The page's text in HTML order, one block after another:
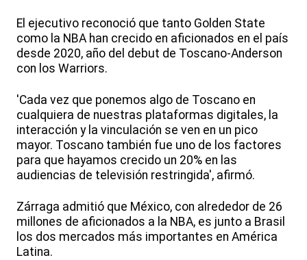
El ejecutivo reconoció que tanto Golden State
como la NBA han crecido en aficionados en el país
desde 2020, año del debut de Toscano-Anderson
con los Warriors.
'Cada vez que ponemos algo de Toscano en
cualquiera de nuestras plataformas digitales, la
interacción y la vinculación se ven en un pico
mayor. Toscano también fue uno de los factores
para que hayamos crecido un 20% en las
audiencias de televisión restringida', afirmó.
Zárraga admitió que México, con alrededor de 26
millones de aficionados a la NBA, es junto a Brasil
los dos mercados más importantes en América
Latina.